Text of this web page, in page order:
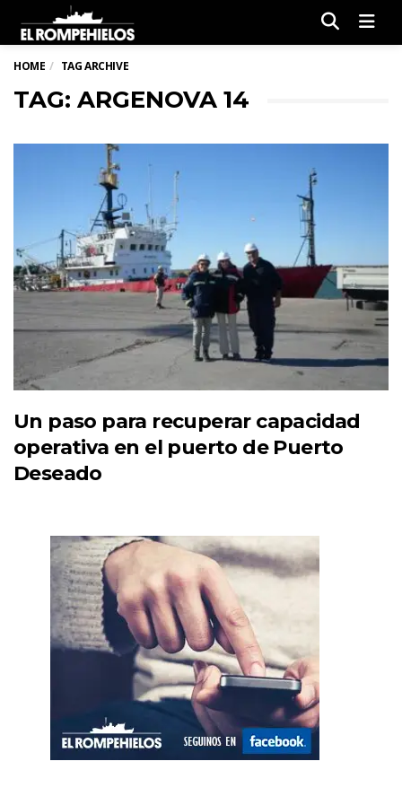
HOME TAG ARCHIVE
TAG: ARGENOVA 14
Un paso para recuperar capacidad
operativa en el puerto de Puerto
Deseado